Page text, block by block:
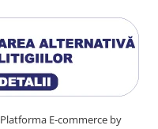
Platforma E-commerce by